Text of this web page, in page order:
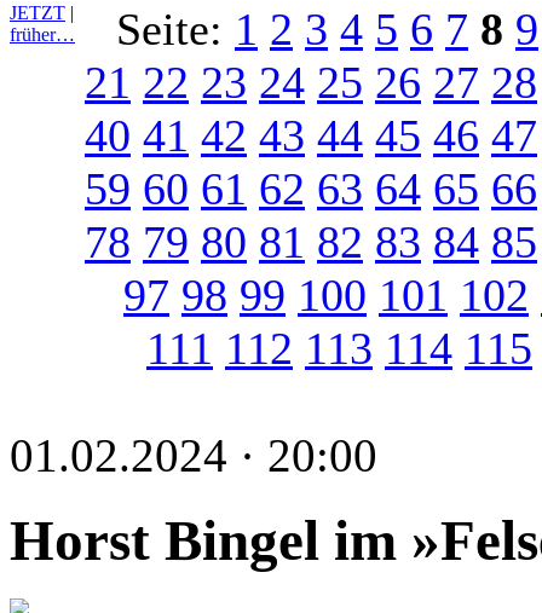
JETZT |
früher…
Seite: 1 2 3 4 5 6 7 8 9
21 22 23 24 25 26 27 28
40 41 42 43 44 45 46 47
59 60 61 62 63 64 65 66
78 79 80 81 82 83 84 85
97 98 99 100 101 102
111 112 113 114 115
01.02.2024 · 20:00
Horst Bingel im